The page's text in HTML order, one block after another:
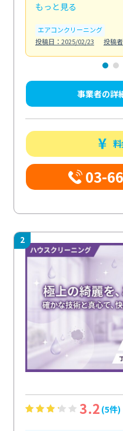
もっと見る
エアコンクリーニング
投稿日：2025/02/23
投稿
事業者の詳
03-
2
3.2 (5件)